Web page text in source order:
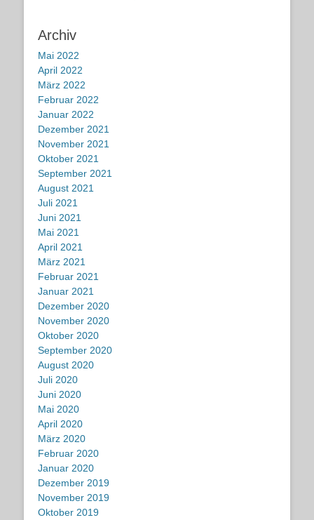
Archiv
Mai 2022
April 2022
März 2022
Februar 2022
Januar 2022
Dezember 2021
November 2021
Oktober 2021
September 2021
August 2021
Juli 2021
Juni 2021
Mai 2021
April 2021
März 2021
Februar 2021
Januar 2021
Dezember 2020
November 2020
Oktober 2020
September 2020
August 2020
Juli 2020
Juni 2020
Mai 2020
April 2020
März 2020
Februar 2020
Januar 2020
Dezember 2019
November 2019
Oktober 2019